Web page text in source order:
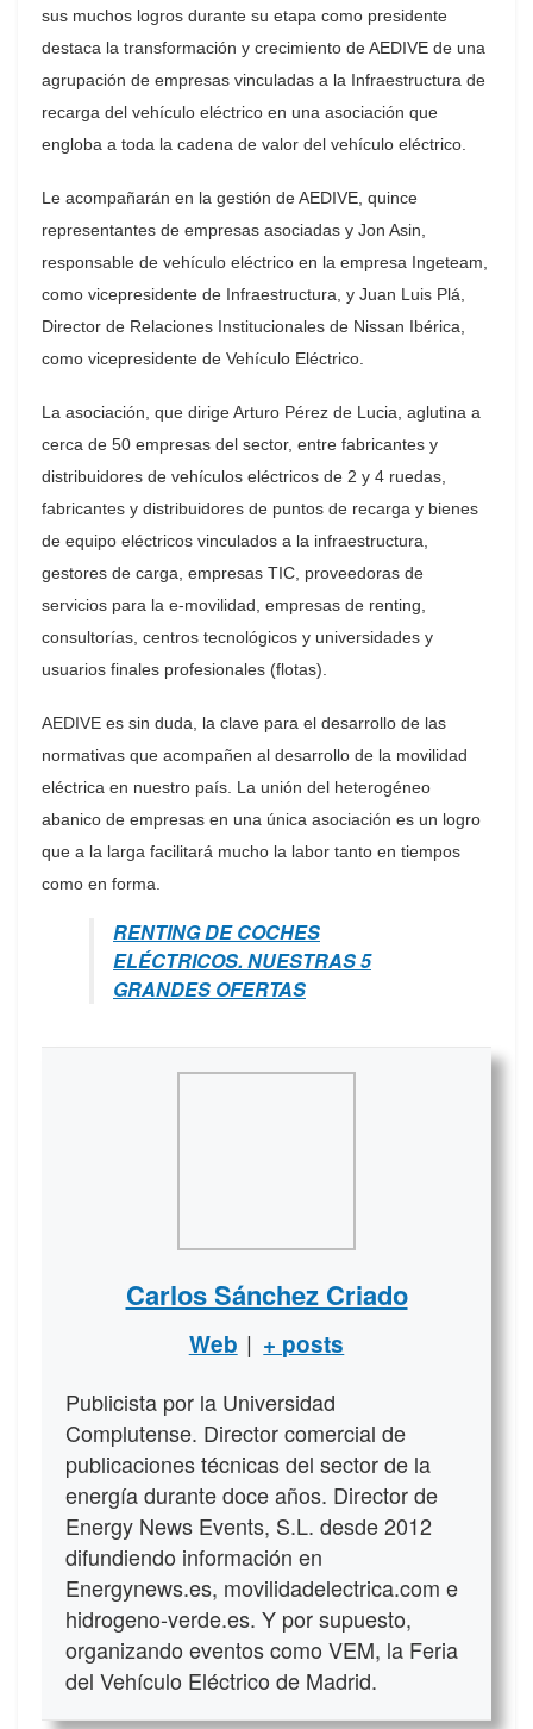
sus muchos logros durante su etapa como presidente
destaca la transformación y crecimiento de AEDIVE de una
agrupación de empresas vinculadas a la Infraestructura de
recarga del vehículo eléctrico en una asociación que
engloba a toda la cadena de valor del vehículo eléctrico.
Le acompañarán en la gestión de AEDIVE, quince
representantes de empresas asociadas y Jon Asin,
responsable de vehículo eléctrico en la empresa Ingeteam,
como vicepresidente de Infraestructura, y Juan Luis Plá,
Director de Relaciones Institucionales de Nissan Ibérica,
como vicepresidente de Vehículo Eléctrico.
La asociación, que dirige Arturo Pérez de Lucia, aglutina a
cerca de 50 empresas del sector, entre fabricantes y
distribuidores de vehículos eléctricos de 2 y 4 ruedas,
fabricantes y distribuidores de puntos de recarga y bienes
de equipo eléctricos vinculados a la infraestructura,
gestores de carga, empresas TIC, proveedoras de
servicios para la e-movilidad, empresas de renting,
consultorías, centros tecnológicos y universidades y
usuarios finales profesionales (flotas).
AEDIVE es sin duda, la clave para el desarrollo de las
normativas que acompañen al desarrollo de la movilidad
eléctrica en nuestro país. La unión del heterogéneo
abanico de empresas en una única asociación es un logro
que a la larga facilitará mucho la labor tanto en tiempos
como en forma.
RENTING DE COCHES
ELÉCTRICOS. NUESTRAS 5
GRANDES OFERTAS
Carlos Sánchez Criado
Web | + posts
Publicista por la Universidad
Complutense. Director comercial de
publicaciones técnicas del sector de la
energía durante doce años. Director de
Energy News Events, S.L. desde 2012
difundiendo información en
Energynews.es, movilidadelectrica.com e
hidrogeno-verde.es. Y por supuesto,
organizando eventos como VEM, la Feria
del Vehículo Eléctrico de Madrid.